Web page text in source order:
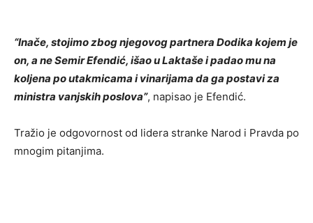
“Inače, stojimo zbog njegovog partnera Dodika kojem je
on, a ne Semir Efendić, išao u Laktaše i padao mu na
koljena po utakmicama i vinarijama da ga postavi za
ministra vanjskih poslova”, napisao je Efendić.
Tražio je odgovornost od lidera stranke Narod i Pravda po
mnogim pitanjima.